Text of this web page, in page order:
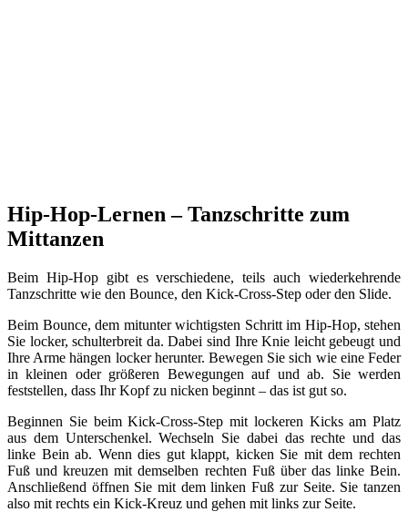
Hip-Hop-Lernen – Tanzschritte zum
Mittanzen
Beim Hip-Hop gibt es verschiedene, teils auch wiederkehrende
Tanzschritte wie den Bounce, den Kick-Cross-Step oder den Slide.
Beim Bounce, dem mitunter wichtigsten Schritt im Hip-Hop, stehen
Sie locker, schulterbreit da. Dabei sind Ihre Knie leicht gebeugt und
Ihre Arme hängen locker herunter. Bewegen Sie sich wie eine Feder
in kleinen oder größeren Bewegungen auf und ab. Sie werden
feststellen, dass Ihr Kopf zu nicken beginnt – das ist gut so.
Beginnen Sie beim Kick-Cross-Step mit lockeren Kicks am Platz
aus dem Unterschenkel. Wechseln Sie dabei das rechte und das
linke Bein ab. Wenn dies gut klappt, kicken Sie mit dem rechten
Fuß und kreuzen mit demselben rechten Fuß über das linke Bein.
Anschließend öffnen Sie mit dem linken Fuß zur Seite. Sie tanzen
also mit rechts ein Kick-Kreuz und gehen mit links zur Seite.